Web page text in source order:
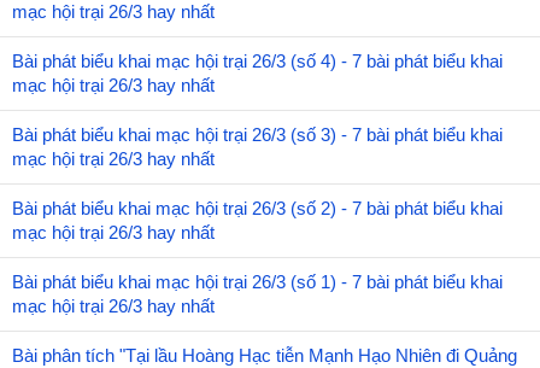
mạc hội trại 26/3 hay nhất
Bài phát biểu khai mạc hội trại 26/3 (số 4) - 7 bài phát biểu khai
mạc hội trại 26/3 hay nhất
Bài phát biểu khai mạc hội trại 26/3 (số 3) - 7 bài phát biểu khai
mạc hội trại 26/3 hay nhất
Bài phát biểu khai mạc hội trại 26/3 (số 2) - 7 bài phát biểu khai
mạc hội trại 26/3 hay nhất
Bài phát biểu khai mạc hội trại 26/3 (số 1) - 7 bài phát biểu khai
mạc hội trại 26/3 hay nhất
Bài phân tích "Tại lầu Hoàng Hạc tiễn Mạnh Hạo Nhiên đi Quảng